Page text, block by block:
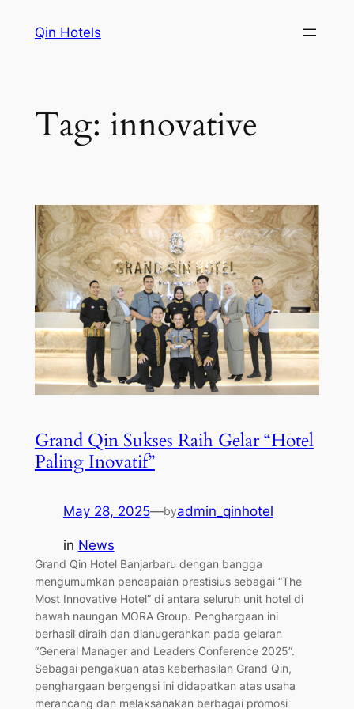
Qin Hotels
Tag: innovative
Grand Qin Sukses Raih Gelar “Hotel
Paling Inovatif”
May 28, 2025—byadmin_qinhotel
in News
Grand Qin Hotel Banjarbaru dengan bangga
mengumumkan pencapaian prestisius sebagai “The
Most Innovative Hotel” di antara seluruh unit hotel di
bawah naungan MORA Group. Penghargaan ini
berhasil diraih dan dianugerahkan pada gelaran
“General Manager and Leaders Conference 2025”.
Sebagai pengakuan atas keberhasilan Grand Qin,
penghargaan bergengsi ini didapatkan atas usaha
merancang dan melaksanakan berbagai promosi